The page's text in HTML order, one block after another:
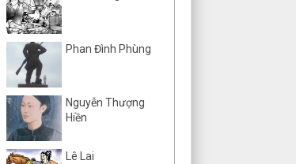
Phan Đình Phùng
Nguyễn Thượng
Hiền
Lê Lai